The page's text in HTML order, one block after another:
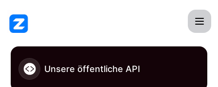
Unsere öffentliche API